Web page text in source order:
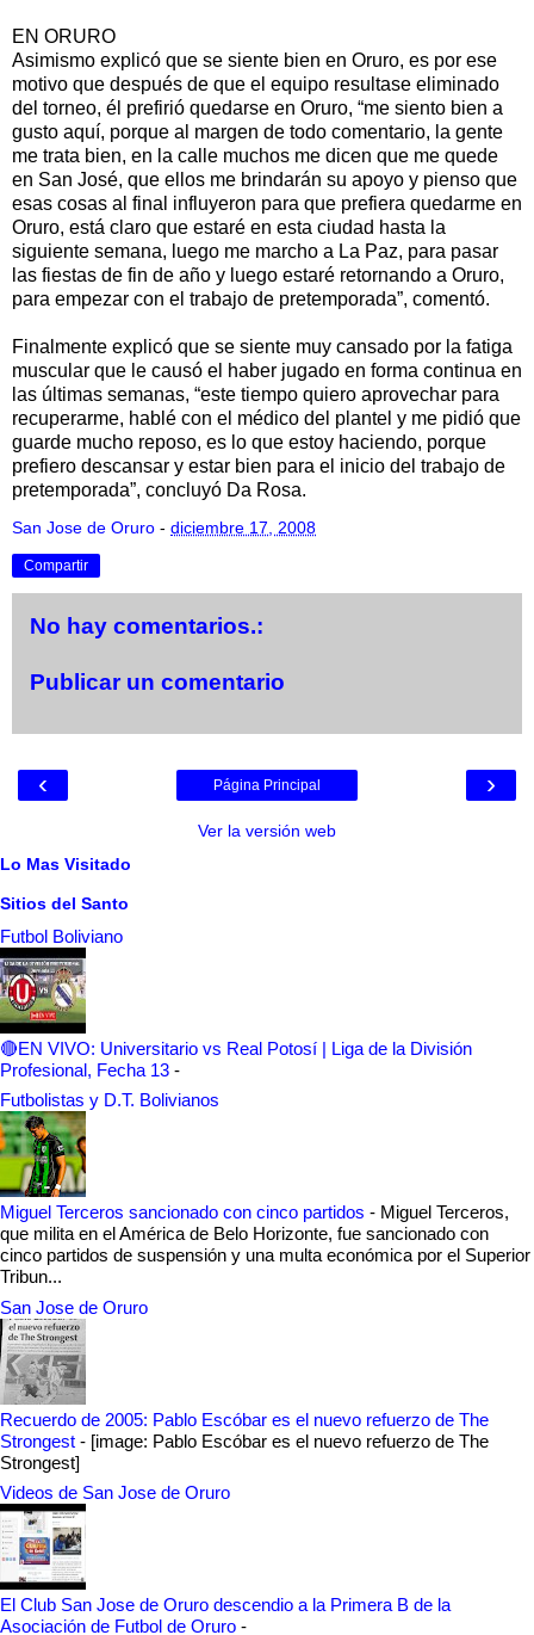
EN ORURO
Asimismo explicó que se siente bien en Oruro, es por ese
motivo que después de que el equipo resultase eliminado
del torneo, él prefirió quedarse en Oruro, “me siento bien a
gusto aquí, porque al margen de todo comentario, la gente
me trata bien, en la calle muchos me dicen que me quede
en San José, que ellos me brindarán su apoyo y pienso que
esas cosas al final influyeron para que prefiera quedarme en
Oruro, está claro que estaré en esta ciudad hasta la
siguiente semana, luego me marcho a La Paz, para pasar
las fiestas de fin de año y luego estaré retornando a Oruro,
para empezar con el trabajo de pretemporada”, comentó.
Finalmente explicó que se siente muy cansado por la fatiga
muscular que le causó el haber jugado en forma continua en
las últimas semanas, “este tiempo quiero aprovechar para
recuperarme, hablé con el médico del plantel y me pidió que
guarde mucho reposo, es lo que estoy haciendo, porque
prefiero descansar y estar bien para el inicio del trabajo de
pretemporada”, concluyó Da Rosa.
San Jose de Oruro - diciembre 17, 2008
Compartir
No hay comentarios.:
Publicar un comentario
‹ ›
Página Principal
Ver la versión web
Lo Mas Visitado
Sitios del Santo
Futbol Boliviano
🔴EN VIVO: Universitario vs Real Potosí | Liga de la División
Profesional, Fecha 13 -
Futbolistas y D.T. Bolivianos
Miguel Terceros sancionado con cinco partidos - Miguel Terceros,
que milita en el América de Belo Horizonte, fue sancionado con
cinco partidos de suspensión y una multa económica por el Superior
Tribun...
San Jose de Oruro
Recuerdo de 2005: Pablo Escóbar es el nuevo refuerzo de The
Strongest - [image: Pablo Escóbar es el nuevo refuerzo de The
Strongest]
Videos de San Jose de Oruro
El Club San Jose de Oruro descendio a la Primera B de la
Asociación de Futbol de Oruro -